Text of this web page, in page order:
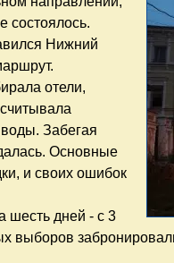
состоялось.
Нижний
отели,
Забегая
Основные
и своих ошибок
шесть дней - с 3
выборов